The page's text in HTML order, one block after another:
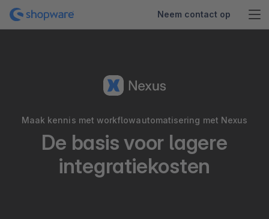
Neem contact op
Maak kennis met workflowautomatisering met Nexus
De basis voor lagere
integratiekosten